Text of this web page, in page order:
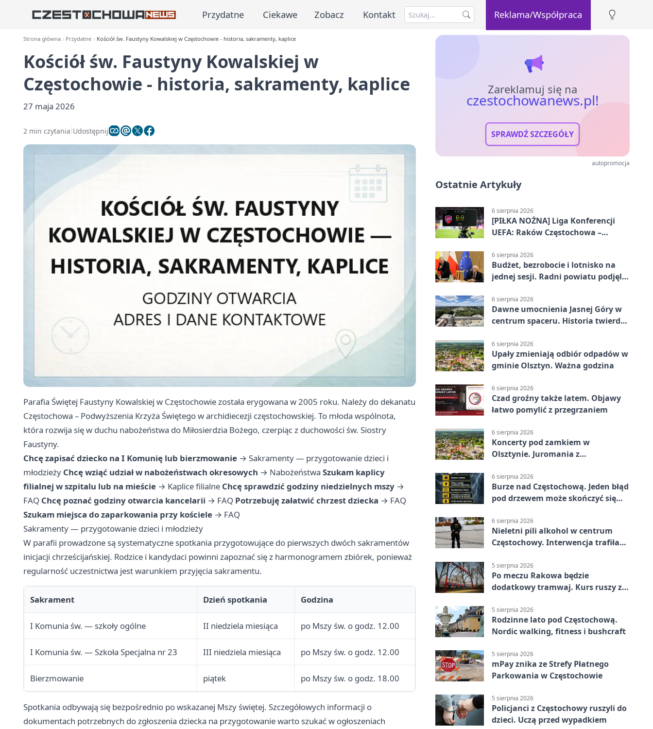
Przydatne Ciekawe Zobacz Kontakt Reklama/Współpraca
Strona główna Przydatne Kościół św. Faustyny Kowalskiej w Częstochowie - historia, sakramenty, kaplice
Kościół św. Faustyny Kowalskiej w
Częstochowie - historia, sakramenty, kaplice
27 maja 2026
2 min czytania Udostępnij
Parafia Świętej Faustyny Kowalskiej w Częstochowie została erygowana w 2005 roku. Należy do dekanatu
Częstochowa – Podwyższenia Krzyża Świętego w archidiecezji częstochowskiej. To młoda wspólnota,
która rozwija się w duchu nabożeństwa do Miłosierdzia Bożego, czerpiąc z duchowości św. Siostry
Faustyny.
Chcę zapisać dziecko na I Komunię lub bierzmowanie → Sakramenty — przygotowanie dzieci i
młodzieży Chcę wziąć udział w nabożeństwach okresowych → Nabożeństwa Szukam kaplicy
filialnej w szpitalu lub na mieście → Kaplice filialne Chcę sprawdzić godziny niedzielnych mszy →
FAQ Chcę poznać godziny otwarcia kancelarii → FAQ Potrzebuję załatwić chrzest dziecka → FAQ
Szukam miejsca do zaparkowania przy kościele → FAQ
Sakramenty — przygotowanie dzieci i młodzieży
W parafii prowadzone są systematyczne spotkania przygotowujące do pierwszych dwóch sakramentów
inicjacji chrześcijańskiej. Rodzice i kandydaci powinni zapoznać się z harmonogramem zbiórek, ponieważ
regularność uczestnictwa jest warunkiem przyjęcia sakramentu.
Sakrament Dzień spotkania Godzina
I Komunia św. — szkoły ogólne II niedziela miesiąca po Mszy św. o godz. 12.00
I Komunia św. — Szkoła Specjalna nr 23 III niedziela miesiąca po Mszy św. o godz. 12.00
Bierzmowanie piątek po Mszy św. o godz. 18.00
Spotkania odbywają się bezpośrednio po wskazanej Mszy świętej. Szczegółowych informacji o
dokumentach potrzebnych do zgłoszenia dziecka na przygotowanie warto szukać w ogłoszeniach
Zareklamuj się na
czestochowanews.pl!
SPRAWDŹ SZCZEGÓŁY
autopromocja
Ostatnie Artykuły
6 sierpnia 2026
[PIŁKA NOŻNA] Liga Konferencji
UEFA: Raków Częstochowa –
meczu III rundy eliminacji
6 sierpnia 2026
Budżet, bezrobocie i lotnisko na
jednej sesji. Radni powiatu podjęli
6 sierpnia 2026
Dawne umocnienia Jasnej Góry w
centrum spaceru. Historia twierdzy
6 sierpnia 2026
Upały zmieniają odbiór odpadów w
gminie Olsztyn. Ważna godzina
6 sierpnia 2026
Czad groźny także latem. Objawy
łatwo pomylić z przegrzaniem
6 sierpnia 2026
Koncerty pod zamkiem w
Olsztynie. Juromania z
6 sierpnia 2026
Burze nad Częstochową. Jeden błąd
pod drzewem może skończyć się
6 sierpnia 2026
Nieletni pili alkohol w centrum
Częstochowy. Interwencja trafiła
5 sierpnia 2026
Po meczu Rakowa będzie
dodatkowy tramwaj. Kurs ruszy ze
5 sierpnia 2026
Rodzinne lato pod Częstochową.
Nordic walking, fitness i bushcraft
5 sierpnia 2026
mPay znika ze Strefy Płatnego
Parkowania w Częstochowie
5 sierpnia 2026
Policjanci z Częstochowy ruszyli do
dzieci. Uczą przed wypadkiem